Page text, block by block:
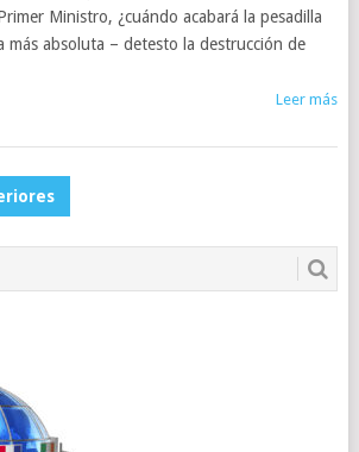
Ministro, ¿cuándo acabará la pesadilla
más absoluta – detesto la destrucción de
Leer más